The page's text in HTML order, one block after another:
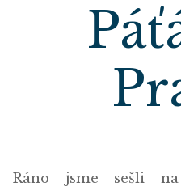
Ráno jsme sešli